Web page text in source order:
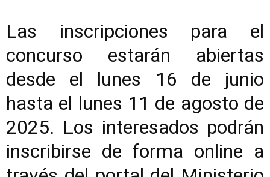
Las inscripciones para el
concurso estarán abiertas
desde el lunes 16 de junio
hasta el lunes 11 de agosto de
2025. Los interesados podrán
inscribirse de forma online a